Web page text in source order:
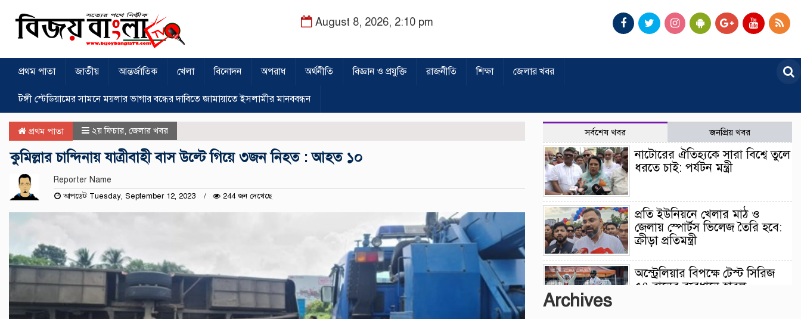
August 8, 2026, 2:10 pm
প্রথম পাতা জাতীয় আন্তর্জাতিক খেলা বিনোদন অপরাধ অর্থনীতি বিজ্ঞান ও প্রযুক্তি রাজনীতি শিক্ষা জেলার খবর
টঙ্গী স্টেডিয়ামের সামনে ময়লার ভাগার বন্ধের দাবিতে জামায়াতে ইসলামীর মানববন্ধন
প্রথম পাতা ২য় ফিচার জেলার খবর
কুমিল্লার চান্দিনায় যাত্রীবাহী বাস উল্টে গিয়ে ৩জন নিহত : আহত ১০
Reporter Name
আপডেট Tuesday, September 12, 2023 244 জন দেখেছে
সর্বশেষ খবর জনপ্রিয় খবর
নাটোরের ঐতিহ্যকে সারা বিশ্বে তুলে
ধরতে চাই: পর্যটন মন্ত্রী
প্রতি ইউনিয়নে খেলার মাঠ ও
জেলায় স্পোর্টস ভিলেজ তৈরি হবে:
ক্রীড়া প্রতিমন্ত্রী
অস্ট্রেলিয়ার বিপক্ষে টেস্ট সিরিজ
৫৪ রানের ব্যবধানে হারল
Archives